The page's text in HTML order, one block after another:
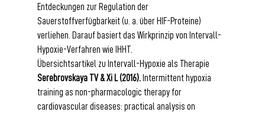
Entdeckungen zur Regulation der
Sauerstoffverfügbarkeit (u. a. über HIF-Proteine)
verliehen. Darauf basiert das Wirkprinzip von Intervall-
Hypoxie-Verfahren wie IHHT.
Übersichtsartikel zu Intervall-Hypoxie als Therapie
Serebrovskaya TV & Xi L (2016). Intermittent hypoxia
training as non-pharmacologic therapy for
cardiovascular diseases: practical analysis on